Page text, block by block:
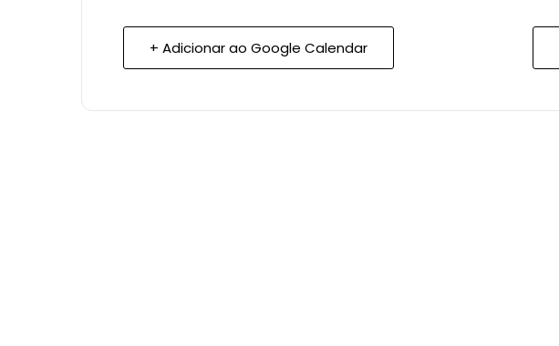
+ Adicionar ao Google Calendar